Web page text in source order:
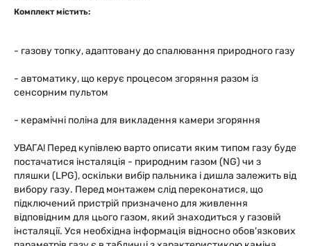
Комплект містить:
- газову топку, адаптовану до спалювання природного газу
- автоматику, що керує процесом згоряння разом із
сенсорним пультом
- керамічні поліна для викладення камери згоряння
УВАГА! Перед купівлею варто описати яким типом газу буде
постачатися інсталяція - природним газом (NG) чи з
пляшки (LPG), оскільки вибір пальника і дишла залежить від
вибору газу. Перед монтажем слід переконатися, що
підключений пристрій призначено для живлення
відповідним для цього газом, який знаходиться у газовій
інсталяції. Уся необхідна інформація відносно обов'язкових